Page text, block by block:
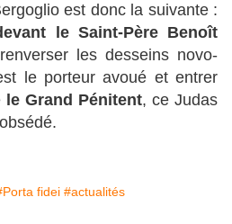
est donc la suivante :
le Saint-Père Benoît
les desseins novo-
le porteur avoué et entrer
le Grand Pénitent, ce Judas
fidei #actualités